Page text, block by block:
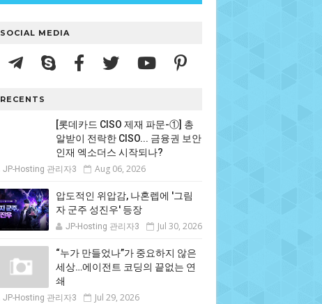
SOCIAL MEDIA
RECENTS
[롯데카드 CISO 제재 파문-①] 총
알받이 전락한 CISO... 금융권 보안
인재 엑소더스 시작되나?
JP-Hosting 관리자3 Aug 06, 2026
압도적인 위압감, 나혼렙에 '그림
자 군주 성진우' 등장
JP-Hosting 관리자3 Jul 30, 2026
“누가 만들었나”가 중요하지 않은
세상…에이전트 코딩의 끝없는 연
쇄
JP-Hosting 관리자3 Jul 29, 2026